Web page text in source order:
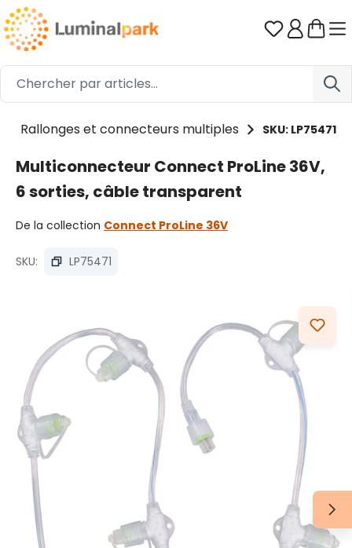
Passer au contenu principal Vous avez
Rallonges et connecteurs multiples SKU: LP75471
Multiconnecteur Connect ProLine 36V,
6 sorties, câble transparent
De la collection Connect ProLine 36V
SKU: LP75471